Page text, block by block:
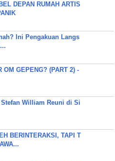
DEPAN RUMAH ARTIS
Ini Pengakuan Langs
OM GEPENG? (PART 2) -
William Reuni di Si
BERINTERAKSI, TAPI T